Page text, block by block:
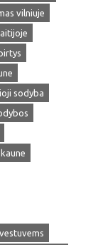
vilniuje
sodyba